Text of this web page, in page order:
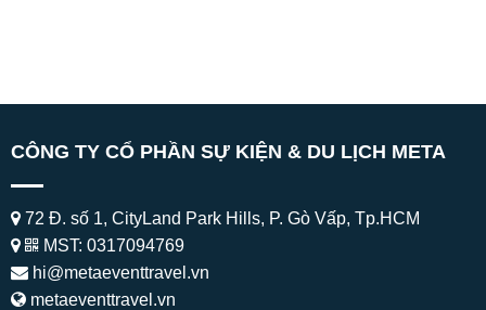
CÔNG TY CỔ PHẦN SỰ KIỆN & DU LỊCH META
72 Đ. số 1, CityLand Park Hills, P. Gò Vấp, Tp.HCM
MST: 0317094769
hi@metaeventtravel.vn
metaeventtravel.vn